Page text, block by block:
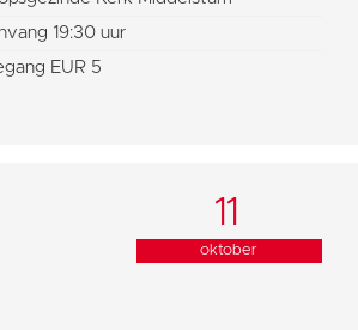
19:30 uur
EUR 5
11
oktober